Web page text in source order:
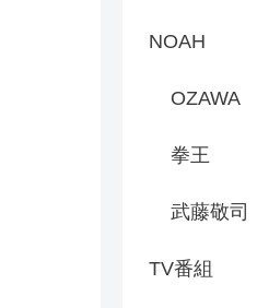
NOAH
OZAWA
拳王
武藤敬司
TV番組